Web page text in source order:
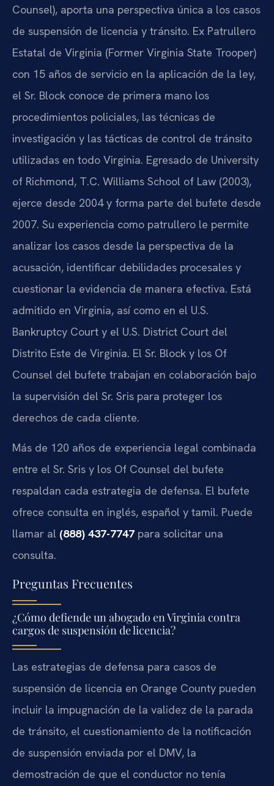
Counsel), aporta una perspectiva única a los casos
de suspensión de licencia y tránsito. Ex Patrullero
Estatal de Virginia (Former Virginia State Trooper)
con 15 años de servicio en la aplicación de la ley,
el Sr. Block conoce de primera mano los
procedimientos policiales, las técnicas de
investigación y las tácticas de control de tránsito
utilizadas en todo Virginia. Egresado de University
of Richmond, T.C. Williams School of Law (2003),
ejerce desde 2004 y forma parte del bufete desde
2007. Su experiencia como patrullero le permite
analizar los casos desde la perspectiva de la
acusación, identificar debilidades procesales y
cuestionar la evidencia de manera efectiva. Está
admitido en Virginia, así como en el U.S.
Bankruptcy Court y el U.S. District Court del
Distrito Este de Virginia. El Sr. Block y los Of
Counsel del bufete trabajan en colaboración bajo
la supervisión del Sr. Sris para proteger los
derechos de cada cliente.
Más de 120 años de experiencia legal combinada
entre el Sr. Sris y los Of Counsel del bufete
respaldan cada estrategia de defensa. El bufete
ofrece consulta en inglés, español y tamil. Puede
llamar al (888) 437-7747 para solicitar una
consulta.
Preguntas Frecuentes
¿Cómo defiende un abogado en Virginia contra
cargos de suspensión de licencia?
Las estrategias de defensa para casos de
suspensión de licencia en Orange County pueden
incluir la impugnación de la validez de la parada
de tránsito, el cuestionamiento de la notificación
de suspensión enviada por el DMV, la
demostración de que el conductor no tenía